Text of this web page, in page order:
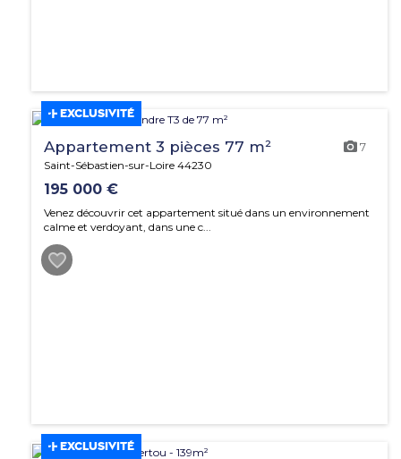
EXCLUSIVITÉ
Appartement 3 pièces 77 m² 7
Saint-Sébastien-sur-Loire 44230
195 000 €
Venez découvrir cet appartement situé dans un environnement
calme et verdoyant, dans une c...
EXCLUSIVITÉ